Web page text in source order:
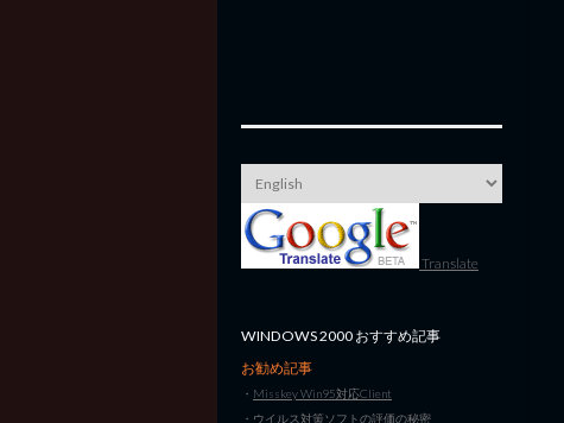
Translate
WINDOWS 2000 おすすめ記事
お勧め記事
・ Misskey Win95対応Client
・ ウイルス対策ソフトの評価の秘密